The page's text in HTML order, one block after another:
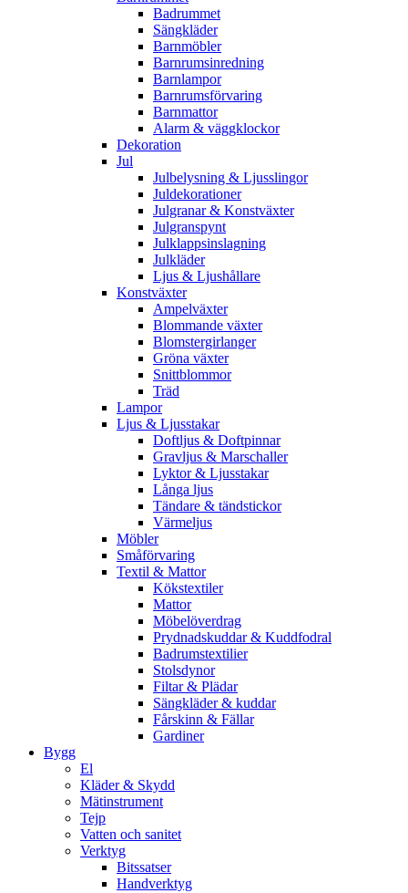
Badrummet
Sängkläder
Barnmöbler
Barnrumsinredning
Barnlampor
Barnrumsförvaring
Barnmattor
Alarm & väggklockor
Dekoration
Jul
Julbelysning & Ljusslingor
Juldekorationer
Julgranar & Konstväxter
Julgranspynt
Julklappsinslagning
Julkläder
Ljus & Ljushållare
Konstväxter
Ampelväxter
Blommande växter
Blomstergirlanger
Gröna växter
Snittblommor
Träd
Lampor
Ljus & Ljusstakar
Doftljus & Doftpinnar
Gravljus & Marschaller
Lyktor & Ljusstakar
Långa ljus
Tändare & tändstickor
Värmeljus
Möbler
Småförvaring
Textil & Mattor
Kökstextiler
Mattor
Möbelöverdrag
Prydnadskuddar & Kuddfodral
Badrumstextilier
Stolsdynor
Filtar & Plädar
Sängkläder & kuddar
Fårskinn & Fällar
Gardiner
Bygg
El
Kläder & Skydd
Mätinstrument
Tejp
Vatten och sanitet
Verktyg
Bitssatser
Handverktyg